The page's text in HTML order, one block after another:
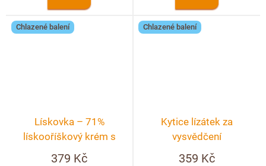
Chlazené balení
Lískovka – 71%
lískooříškový krém s
kakaem
379 Kč
Chlazené balení
Kytice lízátek za
vysvědčení
359 Kč